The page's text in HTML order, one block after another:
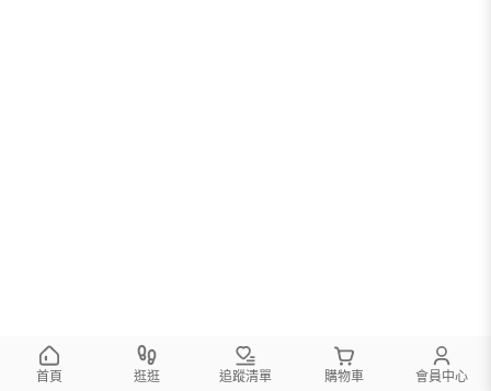
首頁 逛逛 追蹤清單 購物車 會員中心